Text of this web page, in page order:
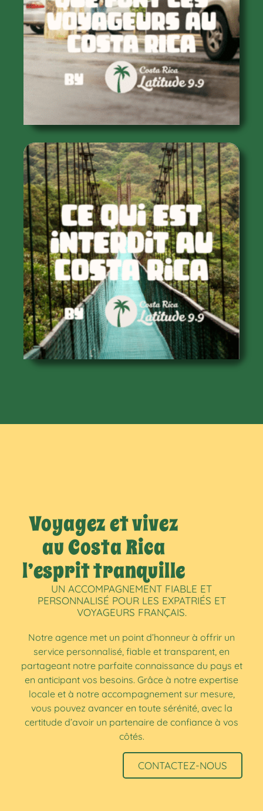
Voyagez et vivez
au Costa Rica
l’esprit tranquille
UN ACCOMPAGNEMENT FIABLE ET
PERSONNALISÉ POUR LES EXPATRIÉS ET
VOYAGEURS FRANÇAIS.
Notre agence met un point d’honneur à offrir un
service personnalisé, fiable et transparent, en
partageant notre parfaite connaissance du pays et
en anticipant vos besoins. Grâce à notre expertise
locale et à notre accompagnement sur mesure,
vous pouvez avancer en toute sérénité, avec la
certitude d’avoir un partenaire de confiance à vos
côtés.
CONTACTEZ-NOUS